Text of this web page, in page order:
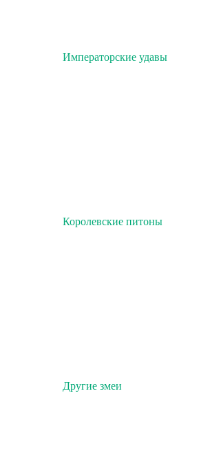
Императорские удавы
Королевские питоны
Другие змеи